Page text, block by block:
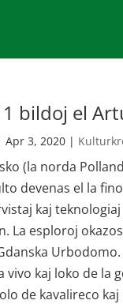
bildoj el
Apr 3, 2020 |
(la norda
devenas el la
kaj
La esploroj
vivo kaj loko de la
de kavalireco